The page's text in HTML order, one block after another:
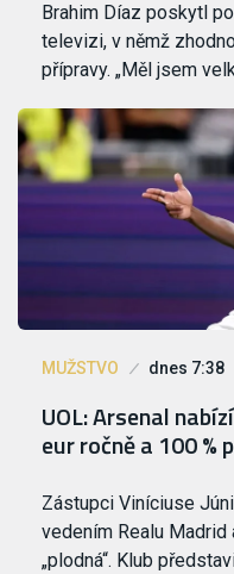
Brahim Díaz poskytl
televizi, v němž
přípravy. „Měl jsem
MUŽSTVO dnes 7:38
UOL: Arsenal
eur ročně a 100
Zástupci Viníciuse
vedením Realu
„plodná“. Klub